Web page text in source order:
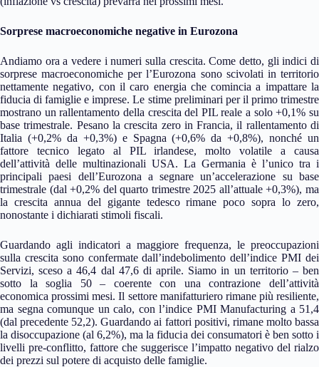
Sorprese macroeconomiche negative in Eurozona
Andiamo ora a vedere i numeri sulla crescita. Come detto, gli indici di
sorprese macroeconomiche per l’Eurozona sono scivolati in territorio
nettamente negativo, con il caro energia che comincia a impattare la
fiducia di famiglie e imprese. Le stime preliminari per il primo trimestre
mostrano un rallentamento della crescita del PIL reale a solo +0,1% su
base trimestrale. Pesano la crescita zero in Francia, il rallentamento di
Italia (+0,2% da +0,3%) e Spagna (+0,6% da +0,8%), nonché un
fattore tecnico legato al PIL irlandese, molto volatile a causa
dell’attività delle multinazionali USA. La Germania è l’unico tra i
principali paesi dell’Eurozona a segnare un’accelerazione su base
trimestrale (dal +0,2% del quarto trimestre 2025 all’attuale +0,3%), ma
la crescita annua del gigante tedesco rimane poco sopra lo zero,
nonostante i dichiarati stimoli fiscali.
Guardando agli indicatori a maggiore frequenza, le preoccupazioni
sulla crescita sono confermate dall’indebolimento dell’indice PMI dei
Servizi, sceso a 46,4 dal 47,6 di aprile. Siamo in un territorio – ben
sotto la soglia 50 – coerente con una contrazione dell’attività
economica prossimi mesi. Il settore manifatturiero rimane più resiliente,
ma segna comunque un calo, con l’indice PMI Manufacturing a 51,4
(dal precedente 52,2). Guardando ai fattori positivi, rimane molto bassa
la disoccupazione (al 6,2%), ma la fiducia dei consumatori è ben sotto i
livelli pre-conflitto, fattore che suggerisce l’impatto negativo del rialzo
dei prezzi sul potere di acquisto delle famiglie.